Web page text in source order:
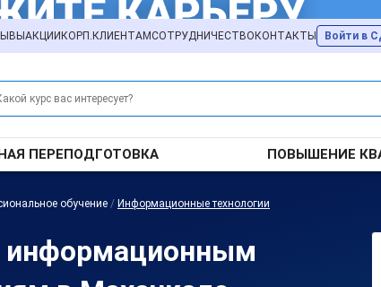
АКЦИИ КОРП.КЛИЕНТАМСОТРУДНИЧЕСТВО КОНТАКТЫ Войти в
ПЕРЕПОДГОТОВКА ПОВЫШЕНИЕ
обучение / Информационные технологии
информационным